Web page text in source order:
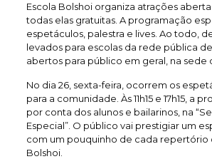
Escola Bolshoi organiza atrações
todas elas gratuitas. A programação
espetáculos, palestra e lives. Ao todo,
levados para escolas da rede pública
abertos para público em geral, na sede
No dia 26, sexta-feira, ocorrem os
para a comunidade. Às 11h15 e 17h15, a
por conta dos alunos e bailarinos, na
Especial”. O público vai prestigiar um
com um pouquinho de cada repertório
Bolshoi.